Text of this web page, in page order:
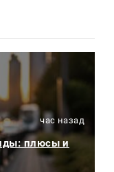
час назад
плюсы и